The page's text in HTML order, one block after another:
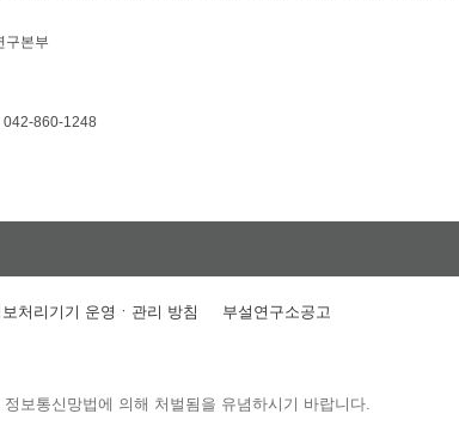
구본부
042-860-1248
처리기기 운영ㆍ관리 방침 부설연구소공고
보통신망법에 의해 처벌됨을 유념하시기 바랍니다.